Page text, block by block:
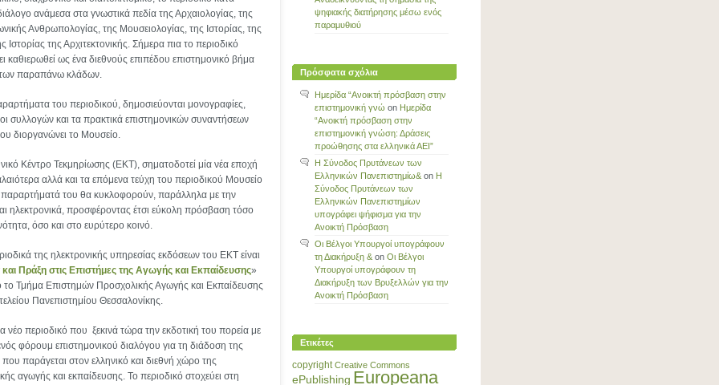
ανάμεσα στα γνωστικά πεδία της Αρχαιολογίας, της
Ανθρωπολογίας, της Μουσειολογίας, της Ιστορίας, της
Ιστορίας της Αρχιτεκτονικής. Σήμερα πια το περιοδικό
καθιερωθεί ως ένα διεθνούς επιπέδου επιστημονικό βήμα
των παραπάνω κλάδων.
του περιοδικού, δημοσιεύονται μονογραφίες,
συλλογών και τα πρακτικά επιστημονικών συναντήσεων
διοργανώνει το Μουσείο.
Κέντρο Τεκμηρίωσης (ΕΚΤ), σηματοδοτεί μία νέα εποχή
αλλά και τα επόμενα τεύχη του περιοδικού Μουσείο
του θα κυκλοφορούν, παράλληλα με την
ηλεκτρονικά, προσφέροντας έτσι εύκολη πρόσβαση τόσο
όσο και στο ευρύτερο κοινό.
της ηλεκτρονικής υπηρεσίας εκδόσεων του ΕΚΤ είναι
Πράξη στις Επιστήμες της Αγωγής και Εκπαίδευσης»
το Τμήμα Επιστημών Προσχολικής Αγωγής και Εκπαίδευσης
Πανεπιστημίου Θεσσαλονίκης.
νέο περιοδικό που ξεκινά τώρα την εκδοτική του πορεία με
φόρουμ επιστημονικού διαλόγου για τη διάδοση της
παράγεται στον ελληνικό και διεθνή χώρο της
αγωγής και εκπαίδευσης. Το περιοδικό στοχεύει στη
ψηφιακής διατήρησης μέσω ενός
παραμυθιού
Πρόσφατα σχόλια
Ημερίδα “Ανοικτή πρόσβαση στην
επιστημονική γνώ on Ημερίδα
“Ανοικτή πρόσβαση στην
επιστημονική γνώση: Δράσεις
προώθησης στα ελληνικά ΑΕΙ”
Η Σύνοδος Πρυτάνεων των
Ελληνικών Πανεπιστημίω& on Η
Σύνοδος Πρυτάνεων των
Ελληνικών Πανεπιστημίων
υπογράφει ψήφισμα για την
Ανοικτή Πρόσβαση
Οι Βέλγοι Υπουργοί υπογράφουν
τη Διακήρυξη & on Οι Βέλγοι
Υπουργοί υπογράφουν τη
Διακήρυξη των Βρυξελλών για την
Ανοικτή Πρόσβαση
Ετικέτες
copyright Creative Commons
ePublishing Europeana